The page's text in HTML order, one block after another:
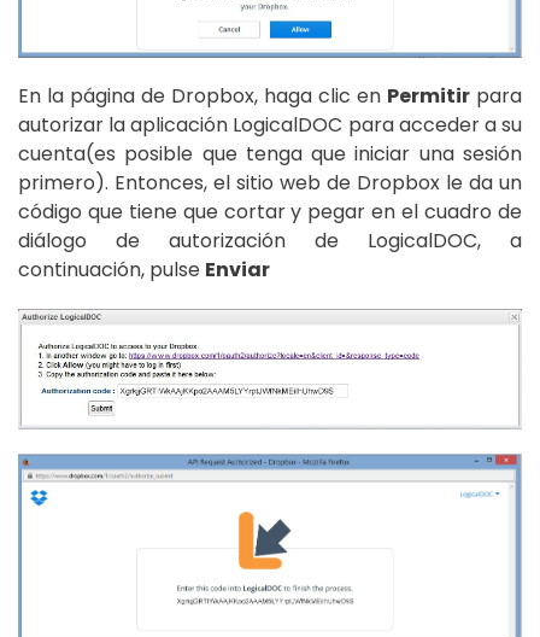
En la página de Dropbox, haga clic en Permitir para
autorizar la aplicación LogicalDOC para acceder a su
cuenta(es posible que tenga que iniciar una sesión
primero). Entonces, el sitio web de Dropbox le da un
código que tiene que cortar y pegar en el cuadro de
diálogo de autorización de LogicalDOC, a
continuación, pulse Enviar